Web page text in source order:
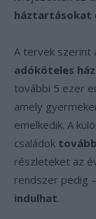
háztartásokat
A tervek szerint
adóköteles
további 5 ezer
amely
emelkedik. A
családok
részleteket az
rendszer pedig
indulhat.